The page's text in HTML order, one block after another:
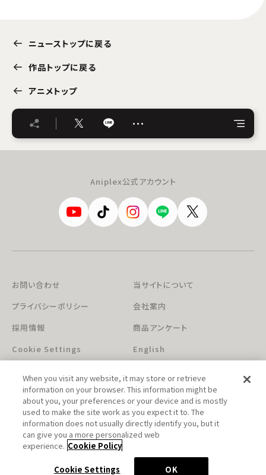
ニューストップに戻る
作品トップに戻る
アニメトップ
…
Aniplex公式アカウント
お問い合わせ
当サイトについて
プライバシーポリシー
会社案内
採用情報
商品アンケート
Cookie Settings
English
このホームページに掲載されている著作物の無断利用を禁じます。
When you visit any website, it may store or retrieve
information on your browser. This information might be
about you, your preferences or your device and is mostly
used to make the site work as you expect it to. The
information does not usually directly identify you, but it
can give you a more personalized web
experience. Cookie Policy
Cookie Settings OK